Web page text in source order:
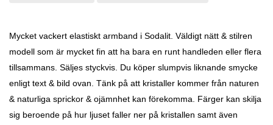
Mycket vackert elastiskt armband i Sodalit. Väldigt nätt & stilren
modell som är mycket fin att ha bara en runt handleden eller flera
tillsammans. Säljes styckvis. Du köper slumpvis liknande smycke
enligt text & bild ovan. Tänk på att kristaller kommer från naturen
& naturliga sprickor & ojämnhet kan förekomma. Färger kan skilja
sig beroende på hur ljuset faller ner på kristallen samt även